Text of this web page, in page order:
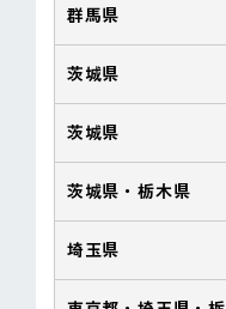
群馬県
茨城県
茨城県
茨城県・栃木県
埼玉県